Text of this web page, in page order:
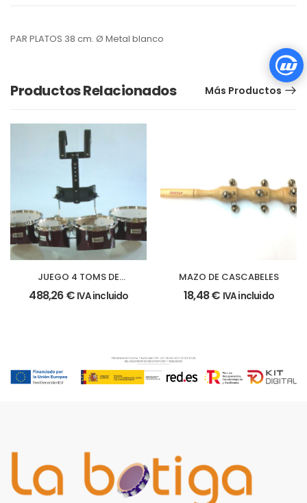
PAR PLATOS 38 cm. Ø Metal blanco
Productos Relacionados Más Productos
JUEGO 4 TOMS DE
MARCHA
488,26€ IVA incluido
MAZO DE CASCABELES
18,48€ IVA incluido